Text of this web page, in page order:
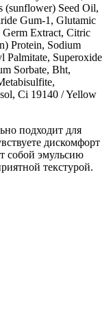
(sunflower) Seed Oil,
Gum-1, Glutamic
Extract, Citric
Protein, Sodium
Palmitate, Superoxide
Sorbate, Bht,
Ci 19140 / Yellow
подходит для
дискомфорт
собой эмульсию
текстурой.